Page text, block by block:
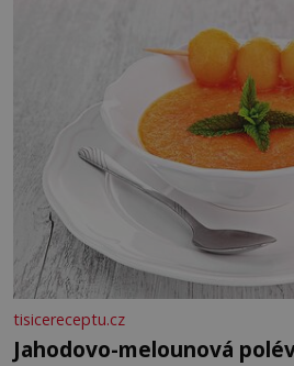
tisicereceptu.cz
Jahodovo-melounová